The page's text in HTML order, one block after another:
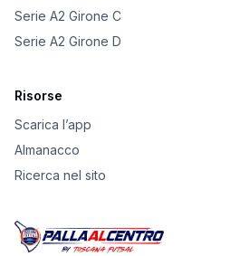
Serie A2 Girone C
Serie A2 Girone D
Risorse
Scarica l’app
Almanacco
Ricerca nel sito